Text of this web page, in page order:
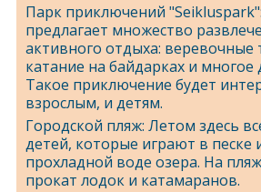
Парк приключений
предлагает множество
активного отдыха: веревочные
катание на байдарках и многое
Такое приключение будет
взрослым, и детям.
Городской пляж: Летом здесь
детей, которые играют в песке
прохладной воде озера. На
прокат лодок и катамаранов.